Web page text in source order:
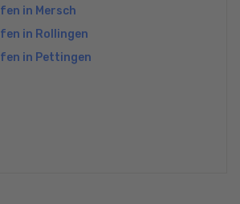
in Mersch
in Rollingen
in Pettingen